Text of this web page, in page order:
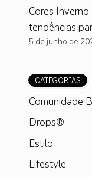
Cores
tendências
5 de junho de
CATEGORIAS
Comunidade
Drops®
Estilo
Lifestyle